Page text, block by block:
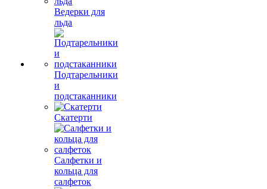
Ведерки для
льда
Подтарельники
и
подстаканники
Скатерти
Салфетки и
кольца для
салфеток